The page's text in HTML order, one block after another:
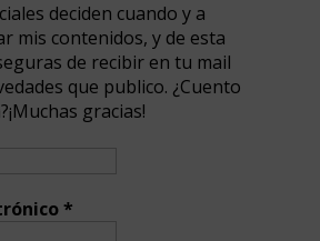
deciden cuando y a
mis contenidos, y de esta
de recibir en tu mail
que publico. ¿Cuento
gracias!
*